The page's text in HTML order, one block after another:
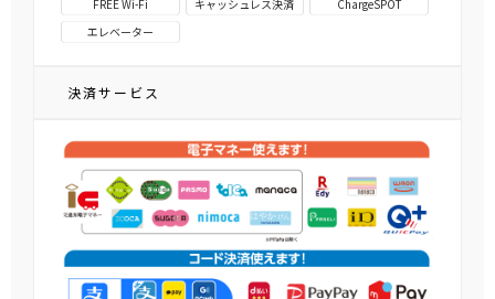
FREE Wi-Fi キャッシュレス決済
ChargeSPOT
エレベーター
決済サービス